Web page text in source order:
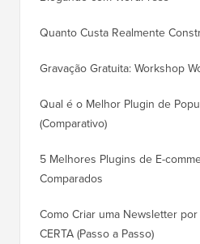
Quanto Custa Realmente
Gravação Gratuita: Workshop
Qual é o Melhor Plugin de
(Comparativo)
5 Melhores Plugins de E-
Comparados
Como Criar uma Newsletter
CERTA (Passo a Passo)